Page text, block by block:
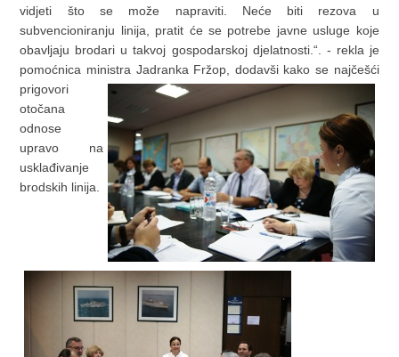
vidjeti što se može napraviti. Neće biti rezova u
subvencioniranju linija, pratit će se potrebe javne usluge koje
obavljaju brodari u takvoj gospodarskoj djelatnosti.“. - rekla je
pomoćnica ministra Jadranka Fržop, dodavši kako se najčešći
prigovori
otočana
odnose
upravo na
usklađivanje
brodskih linija.